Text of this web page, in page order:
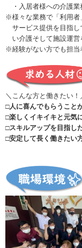
・入居者様への介護業
※様々な業務で「利用者
サービス提供を目指し
い介護そして施設運営
※経験がない方でも担当
＼こんな方と働きたい！
□人に喜んでもらうこと
□楽しくイキイキと元気
□スキルアップを目指し
□安定して長く働きたい